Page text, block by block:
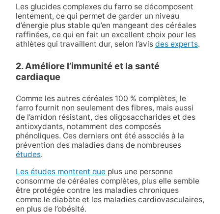
Les glucides complexes du farro se décomposent
lentement, ce qui permet de garder un niveau
d’énergie plus stable qu’en mangeant des céréales
raffinées, ce qui en fait un excellent choix pour les
athlètes qui travaillent dur, selon l’avis des experts.
2. Améliore l’immunité et la santé
cardiaque
Comme les autres céréales 100 % complètes, le
farro fournit non seulement des fibres, mais aussi
de l’amidon résistant, des oligosaccharides et des
antioxydants, notamment des composés
phénoliques. Ces derniers ont été associés à la
prévention des maladies dans de nombreuses
études.
Les études montrent queplus une personne
consomme de céréales complètes, plus elle semble
être protégée contre les maladies chroniques
comme le diabète et les maladies cardiovasculaires,
en plus de l’obésité.